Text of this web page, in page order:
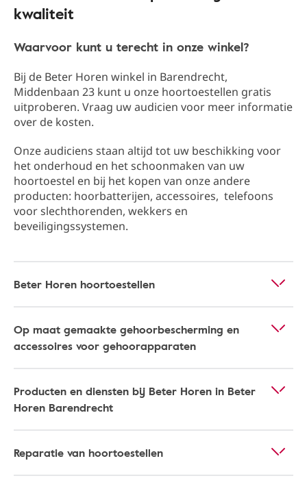
kwaliteit
Waarvoor kunt u terecht in onze winkel?
Bij de Beter Horen winkel in Barendrecht​,
Middenbaan 23​ kunt u onze hoortoestellen gratis
uitproberen. Vraag uw audicien voor meer informatie
over de kosten.
Onze audiciens staan altijd tot uw beschikking ​​voor
het onderhoud en het schoonmaken van uw
hoortoestel en bij het kopen van onze andere
producten: hoorbatterijen, accessoires, telefoons
voor slechthorenden, wekkers en
beveiligingssystemen.
Beter Horen hoortoestellen
Op maat gemaakte gehoorbescherming en
accessoires voor gehoorapparaten
Producten en diensten bij Beter Horen in Beter
Horen Barendrecht
Reparatie van hoortoestellen